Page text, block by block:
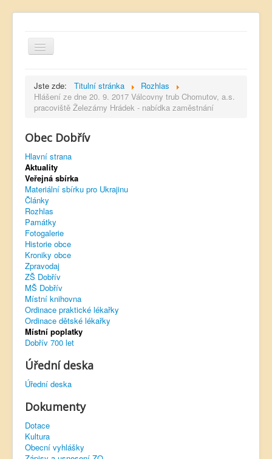
Kontakt
Úřední deska
Dobřívský zpravodaj
Rozhlas
Sokol Dobřív
Ubytování
Obec Pavlovsko
Virtuální prohlídka
Jste zde: Titulní stránka
Rozhlas
Hlášení ze dne 20. 9. 2017 Válcovny trub Chomutov, a.s.
pracoviště Železárny Hrádek - nabídka zaměstnání
Obec Dobřív
Hlavní strana
Aktuality
Veřejná sbírka
Materiální sbírku pro Ukrajinu
Články
Rozhlas
Památky
Fotogalerie
Historie obce
Kroniky obce
Zpravodaj
ZŠ Dobřív
MŠ Dobřív
Místní knihovna
Ordinace praktické lékařky
Ordinace dětské lékařky
Místní poplatky
Dobřív 700 let
Úřední deska
Úřední deska
Dokumenty
Dotace
Kultura
Obecní vyhlášky